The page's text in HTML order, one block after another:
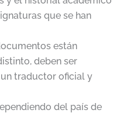
que se han
están
deben ser
traductor oficial y
del país de